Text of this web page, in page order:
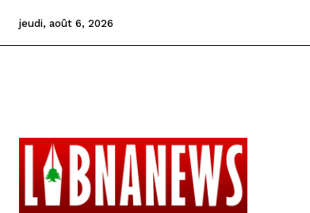
jeudi, août 6, 2026